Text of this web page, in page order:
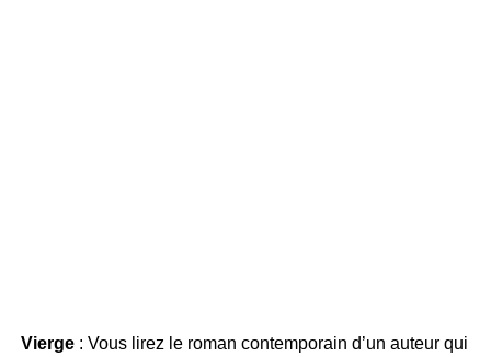
Vierge : Vous lirez le roman contemporain d’un auteur qui